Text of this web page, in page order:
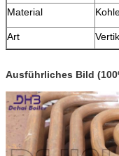
Material
Art
Ausführliches Bild